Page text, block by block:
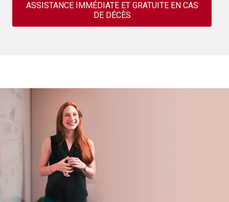
ASSISTANCE IMMÉDIATE ET GRATUITE EN CAS
DE DÉCÈS